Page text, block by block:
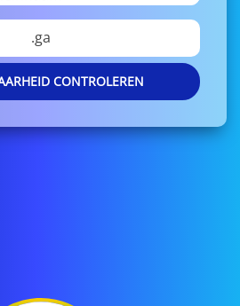
.ga
CONTROLEREN